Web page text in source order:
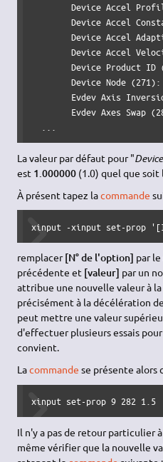
	Device Accel Profile (281):	0
	Device Accel Constant Deceleration (282):	1.000000
	Device Accel Adaptive Deceleration (283):	1.000000
	Device Accel Velocity Scaling (284):	10.000000
	Device Product ID (270):	1133, 49256
	Device Node (271):	"/dev/input/event3"
La valeur par défaut pour "
est 1.000000 (1.0) quel que soit
À présent tapez lacommande
xinput -xinput set-prop
remplacer[N° de l'option] par
précédente et [valeur] par un
attribue une nouvelle valeur à
précisément à la décélération
peut mettre une valeur
d'effectuer plusieurs essais
convient.
Lacommande se présente alors
xinput set-prop 9 282 1.5
Il n'y a pas de retour particulier
même vérifier que la nouvelle